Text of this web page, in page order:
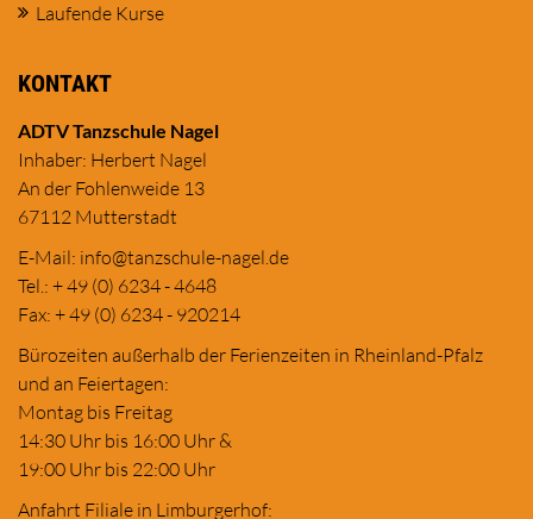
Laufende Kurse
KONTAKT
ADTV Tanzschule Nagel
Inhaber: Herbert Nagel
An der Fohlenweide 13
67112 Mutterstadt
E-Mail: info@tanzschule-nagel.de
Tel.: + 49 (0) 6234 - 4648
Fax: + 49 (0) 6234 - 920214
Bürozeiten außerhalb der Ferienzeiten in Rheinland-Pfalz
und an Feiertagen:
Montag bis Freitag
14:30 Uhr bis 16:00 Uhr &
19:00 Uhr bis 22:00 Uhr
Anfahrt Filiale in Limburgerhof: